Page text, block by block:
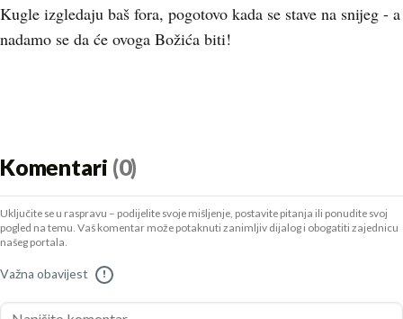
Kugle izgledaju baš fora, pogotovo kada se stave na snijeg - a
nadamo se da će ovoga Božića biti!
Komentari (0)
Uključite se u raspravu – podijelite svoje mišljenje, postavite pitanja ili ponudite svoj
pogled na temu. Vaš komentar može potaknuti zanimljiv dijalog i obogatiti zajednicu
našeg portala.
Važna obavijest !